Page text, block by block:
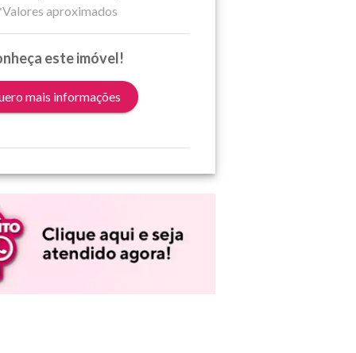
aproximados
este imóvel!
mais informações